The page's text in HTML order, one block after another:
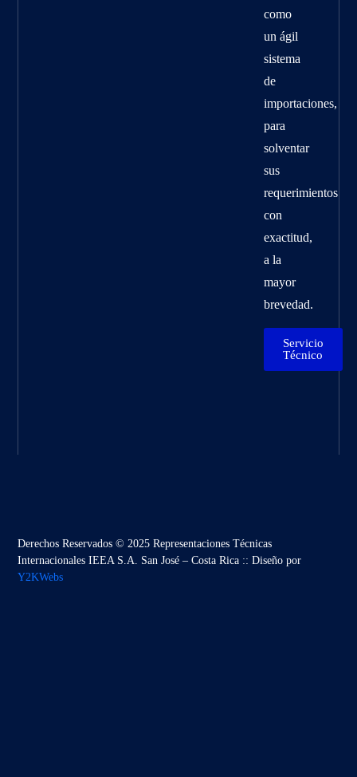
como
un ágil
sistema
de
importaciones,
para
solventar
sus
requerimientos
con
exactitud,
a la
mayor
brevedad.
Servicio
Técnico
Derechos Reservados © 2025 Representaciones Técnicas
Internacionales IEEA S.A. San José – Costa Rica :: Diseño por
Y2KWebs